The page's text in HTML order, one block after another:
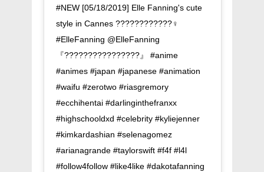
#NEW [05/18/2019] Elle Fanning's cute
style in Cannes ????????????‍♀️
#ElleFanning @ElleFanning
『????????????????』 #anime
#animes #japan #japanese #animation
#waifu #zerotwo #riasgremory
#ecchihentai #darlinginthefranxx
#highschooldxd #celebrity #kyliejenner
#kimkardashian #selenagomez
#arianagrande #taylorswift #f4f #l4l
#follow4follow #like4like #dakotafanning